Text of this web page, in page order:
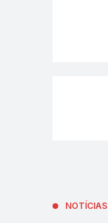
NOTÍCIAS